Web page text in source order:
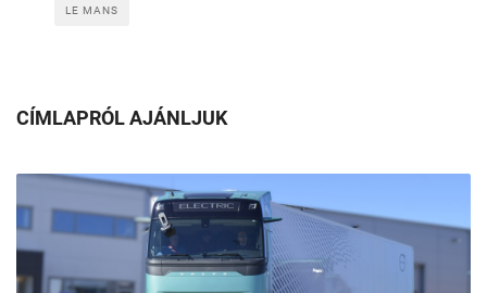
LE MANS
CÍMLAPRÓL AJÁNLJUK